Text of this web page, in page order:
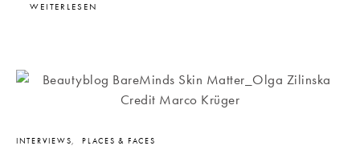
WEITERLESEN
INTERVIEWS PLACES & FACES